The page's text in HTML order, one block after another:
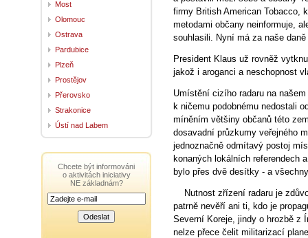
firmy British American Tobacco,
metodami občany neinformuje,
souhlasili. Nyní má za naše
President Klaus už rovněž
jakož i aroganci a neschopnost
Umístění cizího radaru na
k ničemu podobnému nedostali
míněním většiny občanů této
dosavadní průzkumy veřejného
jednoznačně odmítavý postoj
konaných lokálních referendech
bylo přes dvě desítky - a
Nutnost zřízení radaru je
patrně nevěří ani ti, kdo je
Severní Koreje, jindy o hrozbě z
nelze přece čelit militarizací
Most
Olomouc
Ostrava
Pardubice
Plzeň
Prostějov
Přerovsko
Strakonice
Ústí nad Labem
Chcete být informováni
o aktivitách iniciativy
NE základnám?